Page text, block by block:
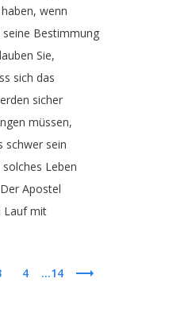
haben, wenn
seine Bestimmung
Sie,
sich das
sicher
müssen,
schwer sein
solches Leben
Der Apostel
Lauf mit
4 ...14